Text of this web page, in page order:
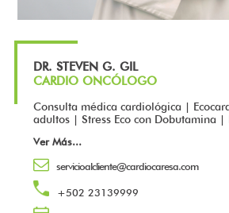
DR. STEVEN G. GIL
CARDIO ONCÓLOGO
Consulta médica cardiológica |
adultos | Stress Eco con Dobutamina |
Ver Más...
servicioalcliente@cardiocaresa.com
+502 23139999